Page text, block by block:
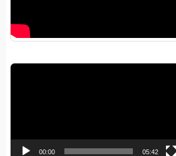
Pemutar
00:00 05:42